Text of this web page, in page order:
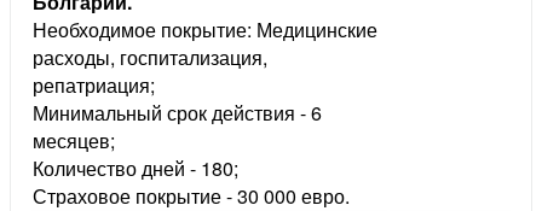
Необходимое покрытие: Медицинские
расходы, госпитализация,
репатриация;
Минимальный срок действия - 6
месяцев;
Количество дней - 180;
Страховое покрытие - 30 000 евро.